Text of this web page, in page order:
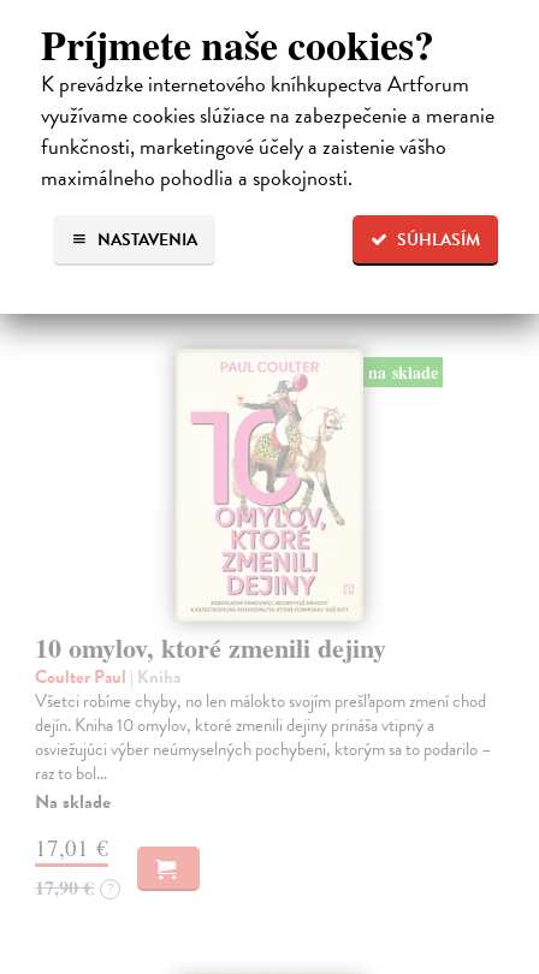
Príjmete naše cookies?
K prevádzke internetového kníhkupectva Artforum
využívame cookies slúžiace na zabezpečenie a meranie
funkčnosti, marketingové účely a zaistenie vášho
maximálneho pohodlia a spokojnosti.
SÚHLASÍM
NASTAVENIA
Chlapec kometa
Cogitore Baptiste| Kniha
Neuvěřitelný příběh mladičkého „básníka z Terezína“ Hanuše
Hachenburga (1929–1944). Baptiste Cogitore jemně, s velkou
empatií proniká do krátkého, pohnutého a přitom bohatého života
židovského chlapce…
Zasielame do 12 dní
16,38 €
18,20 €
na sklade
10 omylov, ktoré zmenili dejiny
Coulter Paul | Kniha
Všetci robíme chyby, no len málokto svojím prešľapom zmení chod
dejín. Kniha 10 omylov, ktoré zmenili dejiny prináša vtipný a
osviežujúci výber neúmyselných pochybení, ktorým sa to podarilo –
raz to bol…
Na sklade
17,01 €
17,90 € ?